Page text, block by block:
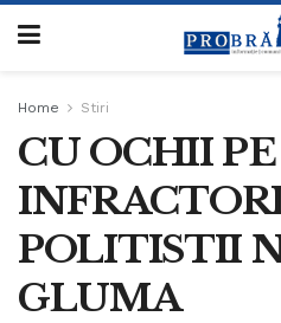
Home Stiri
CU OCHII PE
POLITISTII
GLUMA